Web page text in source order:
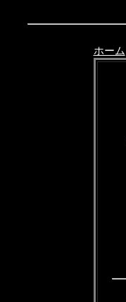
ホーム